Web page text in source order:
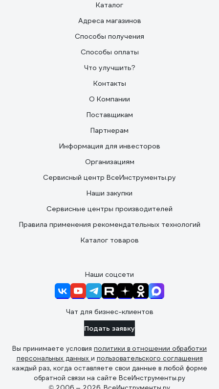
Каталог
Адреса магазинов
Способы получения
Способы оплаты
Что улучшить?
Контакты
О Компании
Поставщикам
Партнерам
Информация для инвесторов
Организациям
Сервисный центр ВсеИнструменты.ру
Наши закупки
Сервисные центры производителей
Правила применения рекомендательных технологий
Каталог товаров
Наши соцсети
Чат для бизнес-клиентов
Подать заявку
Вы принимаете условия политики в отношении обработки
персональных данных и пользовательского соглашения
каждый раз, когда оставляете свои данные в любой форме
обратной связи на сайте ВсеИнструменты.ру